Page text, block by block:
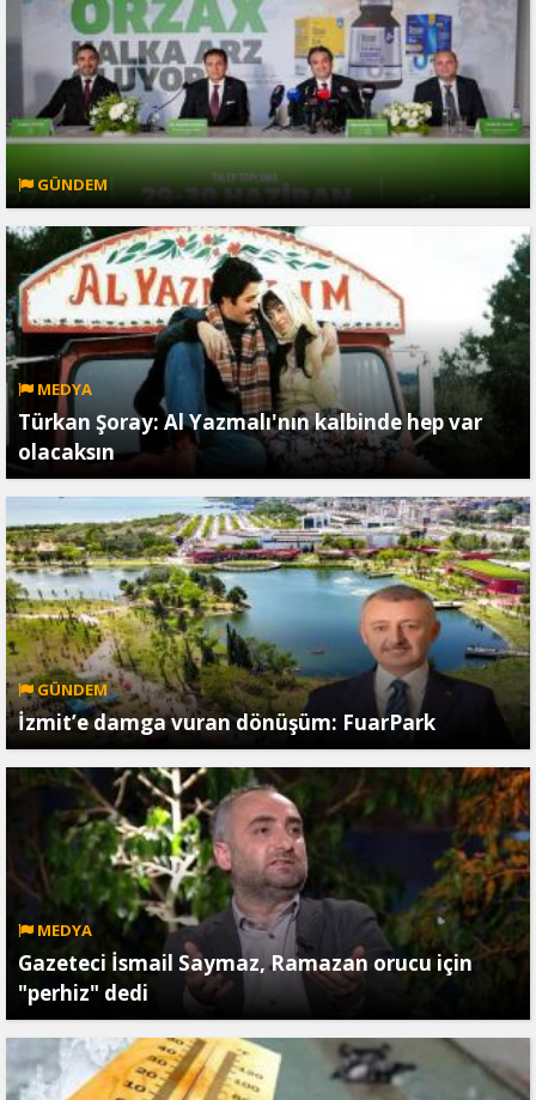
GÜNDEM
MEDYA
Türkan Şoray: Al Yazmalı'nın kalbinde hep var
olacaksın
GÜNDEM
İzmit’e damga vuran dönüşüm: FuarPark
MEDYA
Gazeteci İsmail Saymaz, Ramazan orucu için
"perhiz" dedi